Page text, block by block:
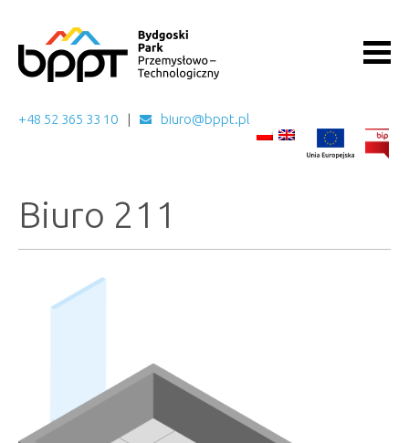
+48 52 365 33 10 biuro@bppt.pl
Biuro 211